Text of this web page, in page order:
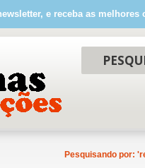
e receba as melhores
Pesquisando por: '